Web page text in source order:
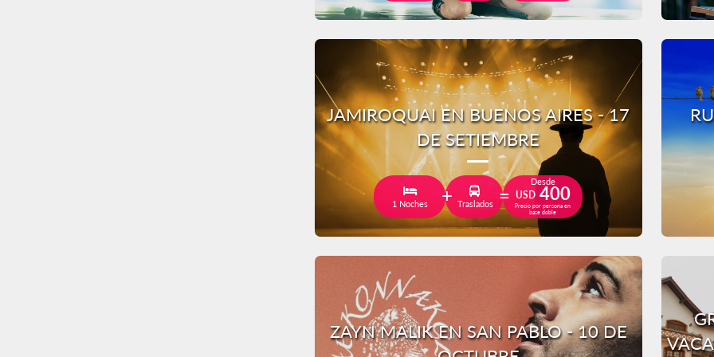
JAMIROQUAI EN BUENOS AIRES - 17
DE SETIEMBRE
1 Noches Traslados
Desde
USD400
Precio por persona en
base doble
ZAYN MALIK EN SAN PABLO - 10 DE